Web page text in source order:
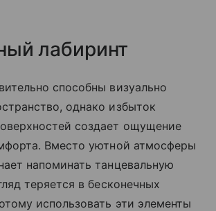
лабиринт
способны визуально
однако избыток
создает ощущение
Вместо уютной атмосферы
напоминать танцевальную
теряется в бесконечных
использовать эти элементы